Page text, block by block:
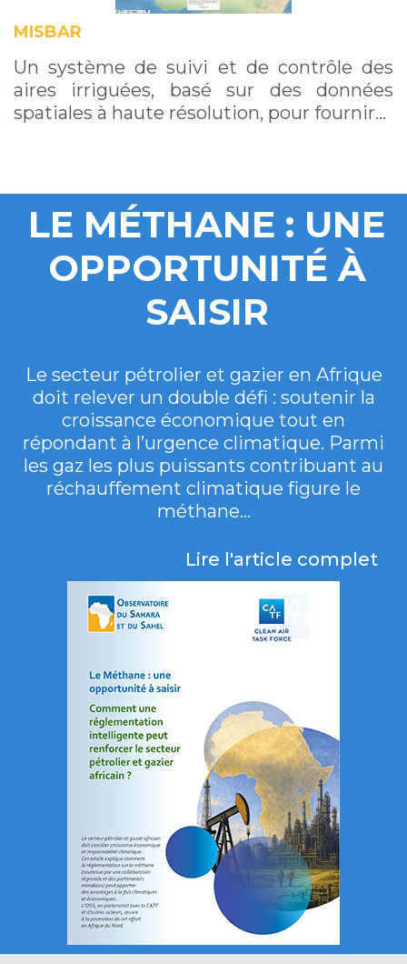
MISBAR
Un système de suivi et de contrôle des
aires irriguées, basé sur des données
spatiales à haute résolution, pour fournir…
LE MÉTHANE : UNE
OPPORTUNITÉ À
SAISIR
Le secteur pétrolier et gazier en Afrique
doit relever un double défi : soutenir la
croissance économique tout en
répondant à l’urgence climatique. Parmi
les gaz les plus puissants contribuant au
réchauffement climatique figure le
méthane...
Lire l'article complet